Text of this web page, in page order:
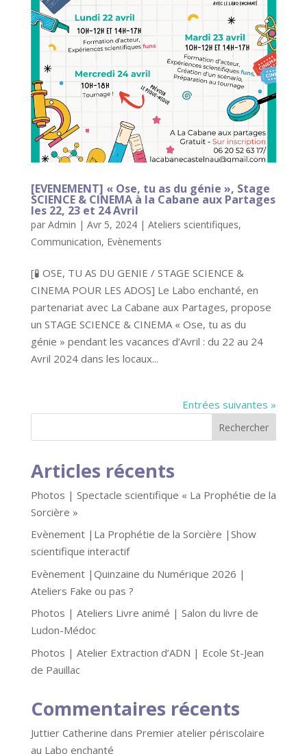
[EVENEMENT] « Ose, tu as du génie », Stage
SCIENCE & CINEMA à la Cabane aux Partages
les 22, 23 et 24 Avril
par Admin | Avr 5, 2024| Ateliers scientifiques,
Communication, Evènements
[🧪 OSE, TU AS DU GENIE / STAGE SCIENCE &
CINEMA POUR LES ADOS] Le Labo enchanté, en
partenariat avec La Cabane aux Partages, propose
un STAGE SCIENCE & CINEMA « Ose, tu as du
génie » pendant les vacances d’Avril : du 22 au 24
Avril 2024 dans les locaux...
Entrées suivantes »
Articles récents
Photos | Spectacle scientifique « La Prophétie de la
Sorcière »
Evènement |La Prophétie de la Sorcière |Show
scientifique interactif
Evènement |Quinzaine du Numérique 2026 |
Ateliers Fake ou pas ?
Photos | Ateliers Livre animé | Salon du livre de
Ludon-Médoc
Photos | Atelier Extraction d’ADN | Ecole St-Jean
de Pauillac
Commentaires récents
Juttier Catherine dans Premier atelier périscolaire
au Labo enchanté